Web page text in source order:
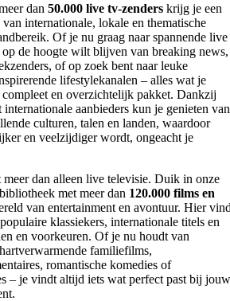
dan 50.000 live tv-zenders krijg je een
internationale, lokale en thematische
Of je nu graag naar spannende live
de hoogte wilt blijven van breaking news,
of op zoek bent naar leuke
lifestylekanalen – alles wat je
en overzichtelijk pakket. Dankzij
aanbieders kun je genieten van
culturen, talen en landen, waardoor
en veelzijdiger wordt, ongeacht je
dan alleen live televisie. Duik in onze
met meer dan 120.000 films en
van entertainment en avontuur. Hier
klassiekers, internationale titels en
en voorkeuren. Of je nu houdt van
familiefilms,
romantische komedies of
– je vindt altijd iets wat perfect past bij jouw